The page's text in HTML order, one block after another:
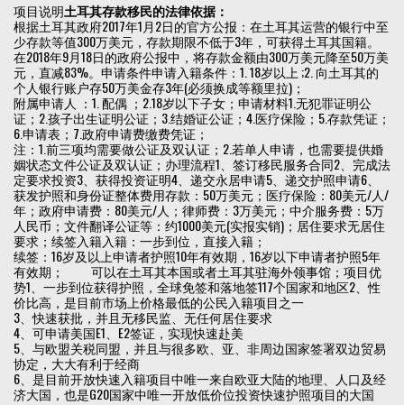
项目说明土耳其存款移民的法律依据：
根据土耳其政府2017年1月2日的官方公报：在土耳其运营的银行中至
少存款等值300万美元，存款期限不低于3年，可获得土耳其国籍。
在2018年9月18日的政府公报中，将存款金额由300万美元降至50万美
元，直减83%。申请条件申请入籍条件：1. 18岁以上 ;2. 向土耳其的
个人银行账户存50万美金存3年(必须换成等额里拉)；
附属申请人 ：1. 配偶 ；2.18岁以下子女；申请材料1.无犯罪证明公
证；2.孩子出生证明公证；3.结婚证公证；4.医疗保险；5.存款凭证；
6.申请表；7.政府申请费缴费凭证；
注：1.前三项均需要做公证及双认证；2.若单人申请，也需要提供婚
姻状态文件公证及双认证；办理流程1、签订移民服务合同2、完成法
定要求投资3、获得投资证明4、递交永居申请5、递交护照申请6、
获发护照和身份证整体费用存款：50万美元；医疗保险：80美元/人/
年；政府申请费：80美元/人；律师费：3万美元；中介服务费：5万
人民币；文件翻译公证等：约1000美元(实报实销)；居住要求无居住
要求；续签入籍入籍：一步到位，直接入籍；
续签：16岁及以上申请者护照10年有效期，16岁以下申请者护照5年
有效期； 可以在土耳其本国或者土耳其驻海外领事馆；项目优
势1、一步到位获得护照，全球免签和落地签117个国家和地区2、性
价比高，是目前市场上价格最低的公民入籍项目之一
3、快速获批，并且无移民监、无任何居住要求
4、可申请美国E1、E2签证，实现快速赴美
5、与欧盟关税同盟，并且与很多欧、亚、非周边国家签署双边贸易
协定，大大有利于经商
6、是目前开放快速入籍项目中唯一来自欧亚大陆的地理、人口及经
济大国，也是G20国家中唯一开放低价位投资快速护照项目的大国